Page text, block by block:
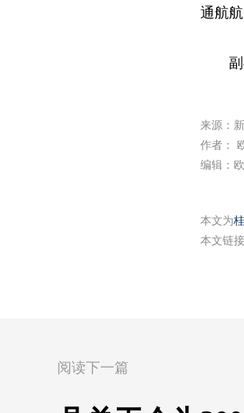
通航
来源：
作者：
编辑：
本文为
本文链接
阅读下一篇